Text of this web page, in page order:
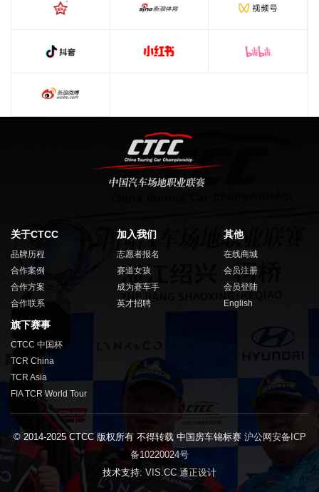
关于CTCC
品牌历程
合作案例
合作方案
合作联系
加入我们
志愿者报名
赛道女孩
成为赛车手
英才招聘
其他
在线商城
会员注册
会员登陆
English
旗下赛事
CTCC 中国杯
TCR China
TCR Asia
FIA TCR World Tour
© 2014-2025 CTCC 版权所有 不得转载 中国房车锦标赛 沪公网安备ICP
备10220024号
技术支持: VIS.CC 通正设计